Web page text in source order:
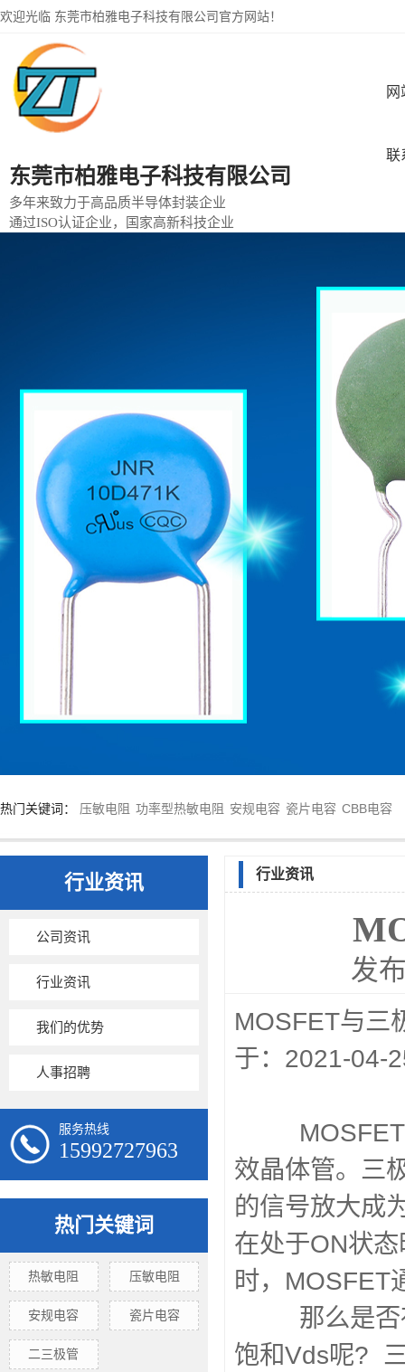
欢迎光临 东莞市柏雅电子科技有限公司官方网站！
东莞市柏雅电子科技有限公司
多年来致力于高品质半导体封装企业
通过ISO认证企业，国家高新科技企业
网
联
热门关键词： 压敏电阻 功率型热敏电阻 安规电容 瓷片电容 CBB电容
行业资讯
公司资讯
行业资讯
我们的优势
人事招聘
服务热线
15992727963
热门关键词
热敏电阻 压敏电阻
安规电容 瓷片电容
二三极管
行业资讯
发
MOSFET
于：
MOSFET是
效晶体管。三
的信号放大成
在处于ON状
时，MOSFET
那么是否存
饱和Vds呢?